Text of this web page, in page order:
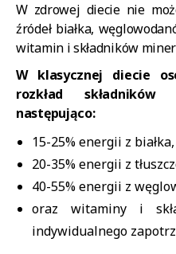
W zdrowej diecie nie
źródeł białka,
witamin i składników
W klasycznej diecie
rozkład składników
następująco:
15-25% energii z białka,
20-35% energii z
40-55% energii z
oraz witaminy i
indywidualnego